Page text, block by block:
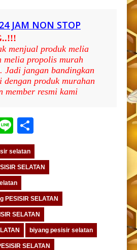
JAM NON STOP
menjual produk melia
melia propolis murah
. Jadi jangan bandingkan
dengan produk murahan
member resmi kami
Line
selatan
SELATAN
PESISIR SELATAN
SELATAN
biyang pesisir selatan
SELATAN